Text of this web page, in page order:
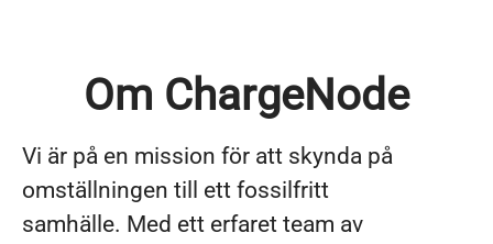
Om ChargeNode
Vi är på en mission för att skynda på
omställningen till ett fossilfritt
samhälle. Med ett erfaret team av